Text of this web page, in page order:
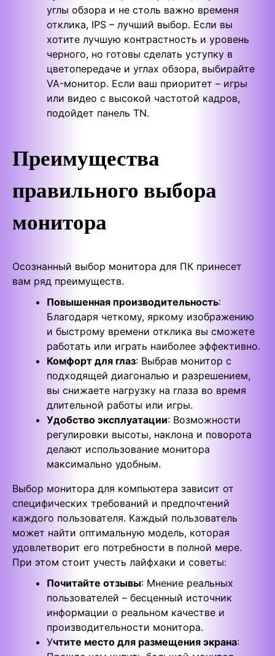
углы обзора и не столь важно временя
отклика, IPS – лучший выбор. Если вы
хотите лучшую контрастность и уровень
черного, но готовы сделать уступку в
цветопередаче и углах обзора, выбирайте
VA-монитор. Если ваш приоритет – игры
или видео с высокой частотой кадров,
подойдет панель TN.
Преимущества
правильного выбора
монитора
Осознанный выбор монитора для ПК принесет
вам ряд преимуществ.
Повышенная производительность:
Благодаря четкому, яркому изображению
и быстрому времени отклика вы сможете
работать или играть наиболее эффективно.
Комфорт для глаз: Выбрав монитор с
подходящей диагональю и разрешением,
вы снижаете нагрузку на глаза во время
длительной работы или игры.
Удобство эксплуатации: Возможности
регулировки высоты, наклона и поворота
делают использование монитора
максимально удобным.
Выбор монитора для компьютера зависит от
специфических требований и предпочтений
каждого пользователя. Каждый пользователь
может найти оптимальную модель, которая
удовлетворит его потребности в полной мере.
При этом стоит учесть лайфхаки и советы:
Почитайте отзывы: Мнение реальных
пользователей – бесценный источник
информации о реальном качестве и
производительности монитора.
Учтите место для размещения экрана: